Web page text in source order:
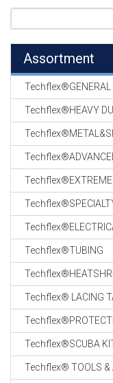
Assortment
Techflex®GENERAL
Techflex®HEAVY
Techflex®EXTREME
Techflex®TUBING
Techflex® LACING
Techflex®SCUBA
Techflex® TOOLS &